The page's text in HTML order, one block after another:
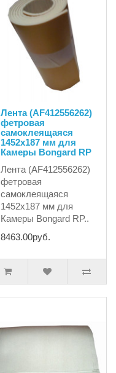
Лента (AF412556262)
фетровая
самоклеящаяся
1452x187 мм для
Камеры Bongard RP
Лента (AF412556262)
фетровая
самоклеящаяся
1452x187 мм для
Камеры Bongard RP..
8463.00руб.